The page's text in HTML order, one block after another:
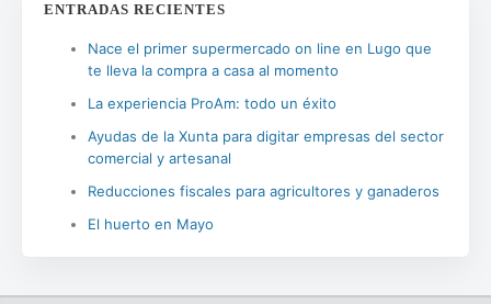
ENTRADAS RECIENTES
Nace el primer supermercado on line en Lugo que
te lleva la compra a casa al momento
La experiencia ProAm: todo un éxito
Ayudas de la Xunta para digitar empresas del sector
comercial y artesanal
Reducciones fiscales para agricultores y ganaderos
El huerto en Mayo